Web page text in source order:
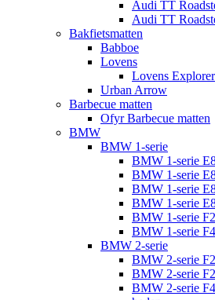
Audi TT
Audi TT
Bakfietsmatten
Babboe
Lovens
Lovens Explorer
Urban Arrow
Barbecue matten
Ofyr Barbecue matten
BMW
BMW 1-serie
BMW 1-serie
BMW 1-serie
BMW 1-serie
BMW 1-serie
BMW 1-serie
BMW 1-serie
BMW 2-serie
BMW 2-serie
BMW 2-serie
BMW 2-serie